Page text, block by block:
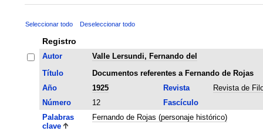
Seleccionar todo Deseleccionar todo
Registro
Autor
Valle Lersundi, Fernando del
Título
Documentos referentes a Fernando de Rojas
Año
1925 Revista
Revista de
Número
12
Fascículo
Palabras
clave
Fernando de Rojas (personaje histórico)